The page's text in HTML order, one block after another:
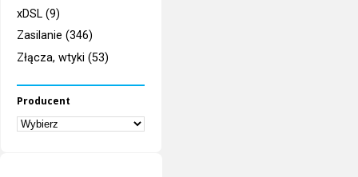
xDSL (9)
Zasilanie (346)
Złącza, wtyki (53)
Producent